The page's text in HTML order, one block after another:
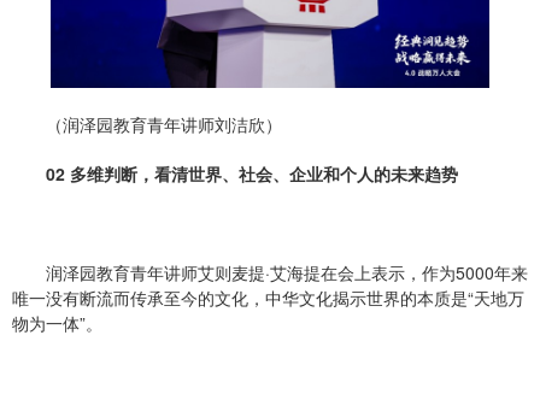
（润泽园教育青年讲师刘洁欣）
02 多维判断，看清世界、社会、企业和个人的未来趋势
润泽园教育青年讲师艾则麦提·艾海提在会上表示，作为5000年来
唯一没有断流而传承至今的文化，中华文化揭示世界的本质是“天地万
物为一体”。